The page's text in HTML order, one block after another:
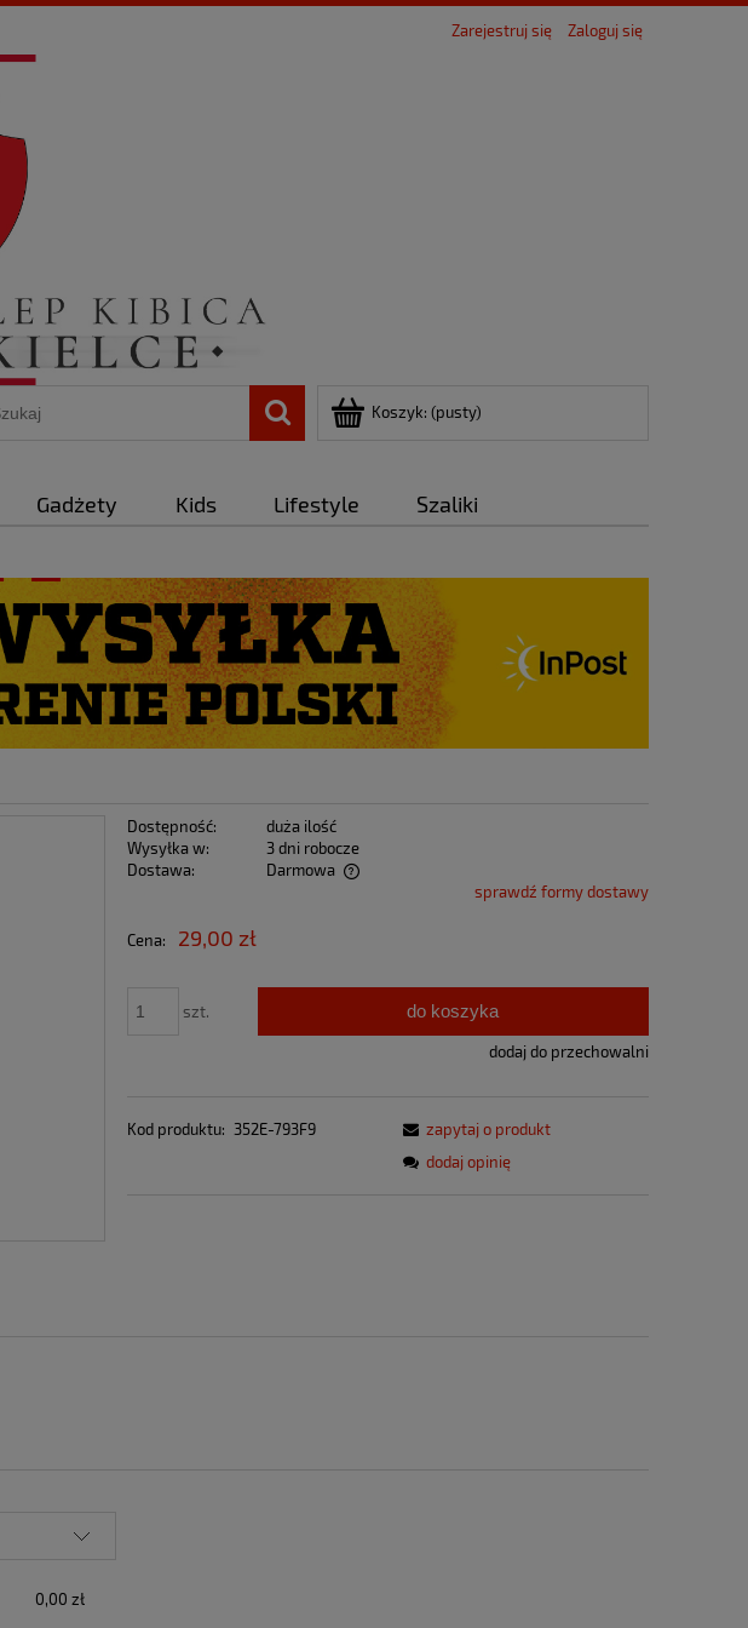
Zarejestruj się Zaloguj się
Koszyk: (pusty)
Gadżety Kids Lifestyle
Szaliki
Dostępność:
duża ilość
Wysyłka w:
3 dni robocze
Dostawa:
Darmowa
sprawdź formy dostawy
Cena: 29,00 zł
szt. do koszyka
dodaj do przechowalni
Kod produktu: 352E-793F9
zapytaj o produkt
dodaj opinię
0,00 zł